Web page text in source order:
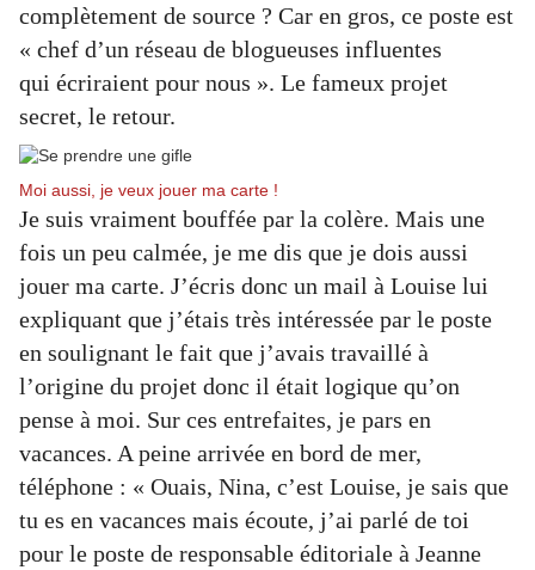
complètement de source ? Car en gros, ce poste est
« chef d’un réseau de blogueuses influentes
qui écriraient pour nous ». Le fameux projet
secret, le retour.
Moi aussi, je veux jouer ma carte !
Je suis vraiment bouffée par la colère. Mais une
fois un peu calmée, je me dis que je dois aussi
jouer ma carte. J’écris donc un mail à Louise lui
expliquant que j’étais très intéressée par le poste
en soulignant le fait que j’avais travaillé à
l’origine du projet donc il était logique qu’on
pense à moi. Sur ces entrefaites, je pars en
vacances. A peine arrivée en bord de mer,
téléphone : « Ouais, Nina, c’est Louise, je sais que
tu es en vacances mais écoute, j’ai parlé de toi
pour le poste de responsable éditoriale à Jeanne